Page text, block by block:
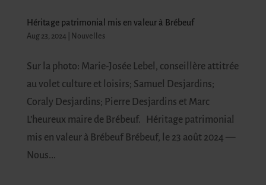
Héritage patrimonial mis en valeur à Brébeuf
Aug 23, 2024 Nouvelles
Sur la photo: Marie-Josée Lebel, conseillère attitrée
au volet culture et loisirs; Samuel Desjardins;
Coraly Desjardins; Pierre Desjardins et Marc
L’heureux maire de Brébeuf. Héritage patrimonial
mis en valeur à Brébeuf Brébeuf, le 23 août 2024 —
Nous...